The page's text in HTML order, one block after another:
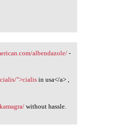
albendazole/ -
">cialisin usa</a> ,
without hassle.